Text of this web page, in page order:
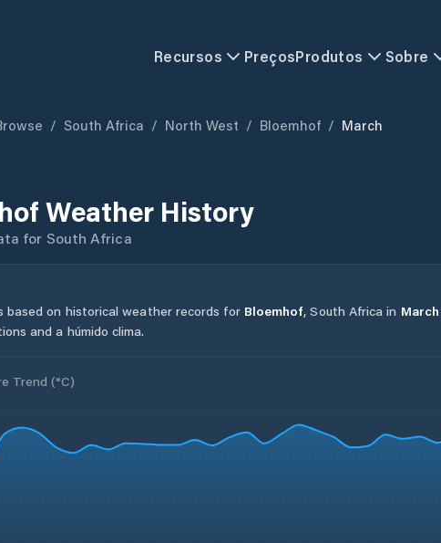
Recursos PreçosProdutos Sobre
/ South Africa / North West / Bloemhof / March
Weather History
for South Africa
based on historical weather records for Bloemhof, South Africa in March
and a húmido clima.
Trend (°C)